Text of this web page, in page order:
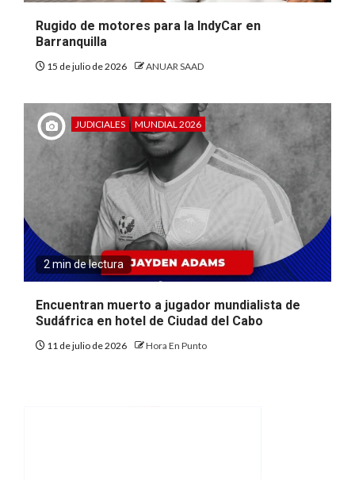
Rugido de motores para la IndyCar en
Barranquilla
15 de julio de 2026 ANUAR SAAD
JUDICIALES MUNDIAL 2026
2 min de lectura
Encuentran muerto a jugador mundialista de
Sudáfrica en hotel de Ciudad del Cabo
11 de julio de 2026 Hora En Punto